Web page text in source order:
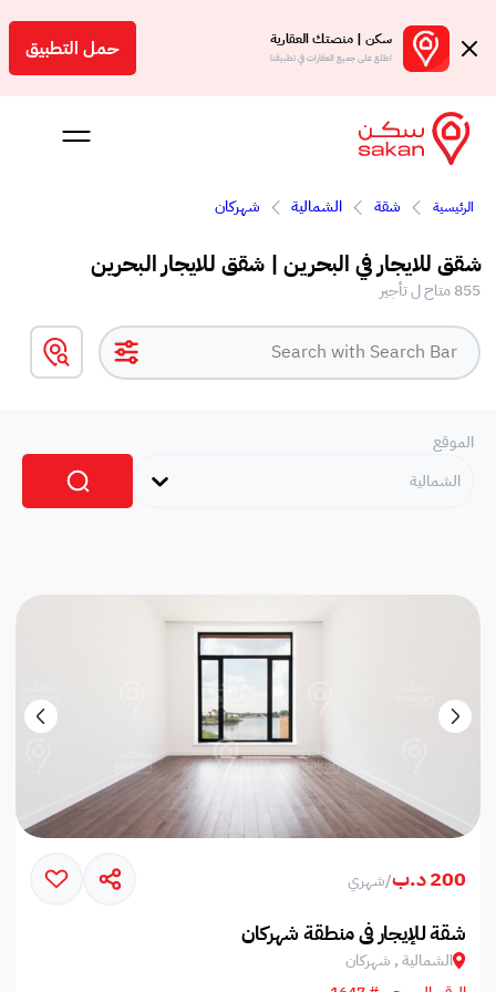
سكن | منصتك العقارية
اطلع على جميع العقارات في تطبيقنا حمل التطبيق
الرئيسية شقة الشمالية شهركان
شقق للايجار في البحرين | شقق للايجار البحرين
855 متاح ل تأجير
الموقع
الشمالية
200 د.ب /شهري
شقة للإيجار في منطقة شهركان
الشمالية , شهركان